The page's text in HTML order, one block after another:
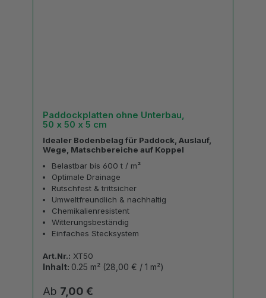
Paddockplatten ohne Unterbau,
50 x 50 x 5 cm
Idealer Bodenbelag für Paddock, Auslauf,
Wege, Matschbereiche auf Koppel
Belastbar bis 600 t / m²
Optimale Drainage
Rutschfest & trittsicher
Umweltfreundlich & nachhaltig
Chemikalienresistent
Witterungsbeständig
Einfaches Stecksystem
Art.Nr.: XT50
Inhalt: 0.25 m² (28,00 € / 1 m²)
Regulärer Preis:
Ab 7,00 €